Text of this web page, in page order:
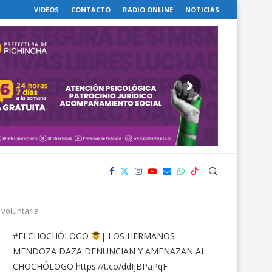
VIDEOS CONTACTO RADIO ONLINE NOTICIAS
#ELCHOCHÓLOGO
| LOS HERMANOS
MENDOZA DAZA DENUNCIAN Y AMENAZAN AL
CHOCHÓLOGO https://t.co/ddIjBPaPqF